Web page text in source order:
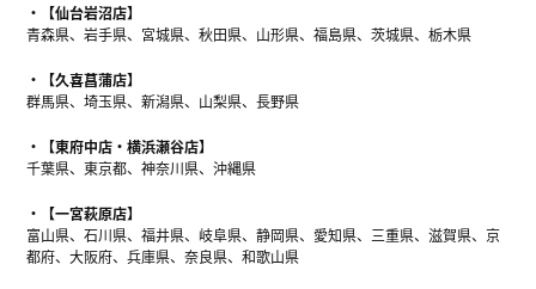
【仙台岩沼店】
青森県、岩手県、宮城県、秋田県、山形県、福島県、茨城県、栃木県
【久喜菖蒲店】
群馬県、埼玉県、新潟県、山梨県、長野県
【東府中店・横浜瀬谷店】
千葉県、東京都、神奈川県、沖縄県
【一宮萩原店】
富山県、石川県、福井県、岐阜県、静岡県、愛知県、三重県、滋賀県、京
都府、大阪府、兵庫県、奈良県、和歌山県